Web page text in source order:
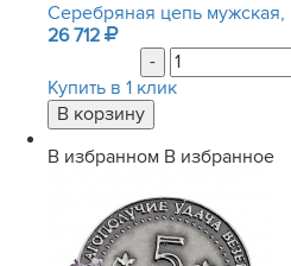
Серебряная цепь
26 712
-
Купить в 1 клик
В избранном В избранное